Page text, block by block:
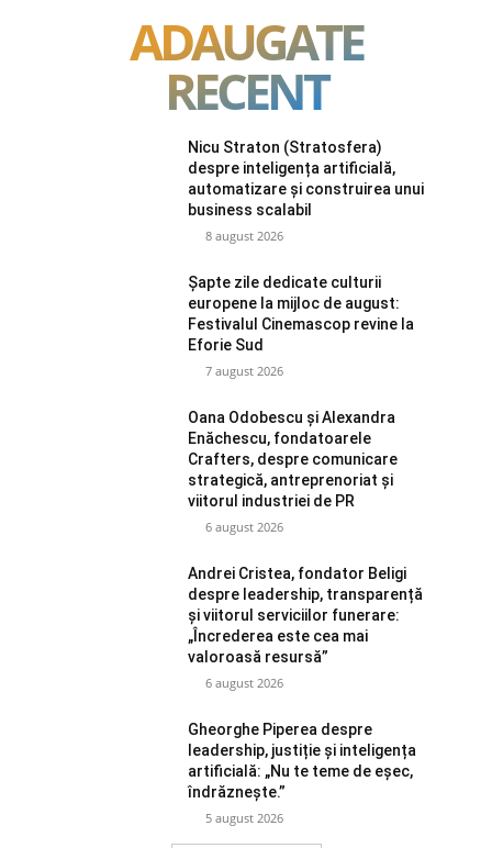
ADAUGATE
RECENT
Nicu Straton (Stratosfera)
despre inteligența artificială,
automatizare și construirea unui
business scalabil
8 august 2026
Șapte zile dedicate culturii
europene la mijloc de august:
Festivalul Cinemascop revine la
Eforie Sud
7 august 2026
Oana Odobescu și Alexandra
Enăchescu, fondatoarele
Crafters, despre comunicare
strategică, antreprenoriat și
viitorul industriei de PR
6 august 2026
Andrei Cristea, fondator Beligi
despre leadership, transparență
și viitorul serviciilor funerare:
„Încrederea este cea mai
valoroasă resursă”
6 august 2026
Gheorghe Piperea despre
leadership, justiție și inteligența
artificială: „Nu te teme de eșec,
îndrăznește.”
5 august 2026